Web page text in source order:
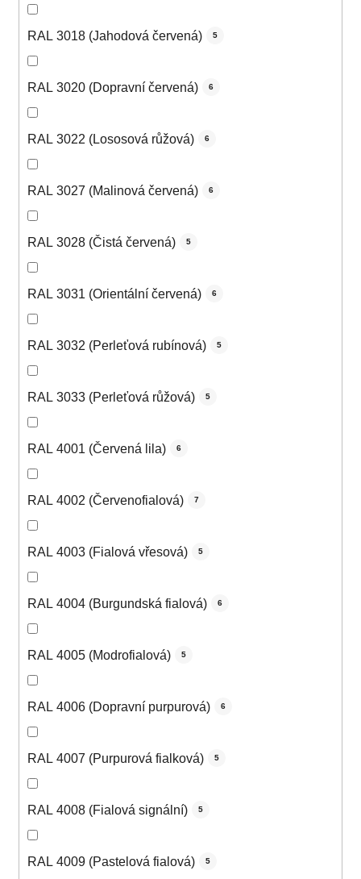
RAL 3018 (Jahodová červená) 5
RAL 3020 (Dopravní červená) 6
RAL 3022 (Lososová růžová) 6
RAL 3027 (Malinová červená) 6
RAL 3028 (Čistá červená) 5
RAL 3031 (Orientální červená) 6
RAL 3032 (Perleťová rubínová) 5
RAL 3033 (Perleťová růžová) 5
RAL 4001 (Červená lila) 6
RAL 4002 (Červenofialová) 7
RAL 4003 (Fialová vřesová) 5
RAL 4004 (Burgundská fialová) 6
RAL 4005 (Modrofialová) 5
RAL 4006 (Dopravní purpurová) 6
RAL 4007 (Purpurová fialková) 5
RAL 4008 (Fialová signální) 5
RAL 4009 (Pastelová fialová) 5